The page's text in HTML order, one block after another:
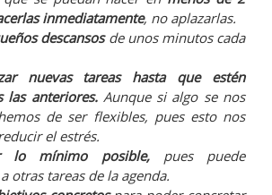
inmediatamente, no aplazarlas.
descansosde unos minutos cada
nuevas tareas hasta que estén
las anteriores.Aunque si algo se nos
de ser flexibles, pues esto nos
el estrés.
lo mínimo posible,pues puede
otras tareas de la agenda.